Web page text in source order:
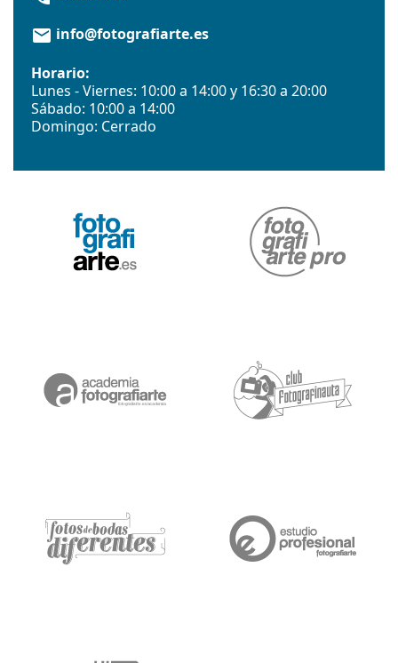
email info@fotografiarte.es
Horario:
Lunes - Viernes: 10:00 a 14:00 y 16:30 a 20:00
Sábado: 10:00 a 14:00
Domingo: Cerrado